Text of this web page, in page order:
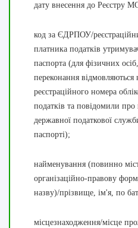
дату внесення до Реєстру
код за ЄДРПОУ/
платника податків
паспорта (для фізичних осіб,
переконання відмовляються
реєстраційного номера
податків та повідомили про
державної податкової
паспорті);
найменування (повинно
організаційно-правову
назву)/прізвище, ім'я, по
місцезнаходження/місце